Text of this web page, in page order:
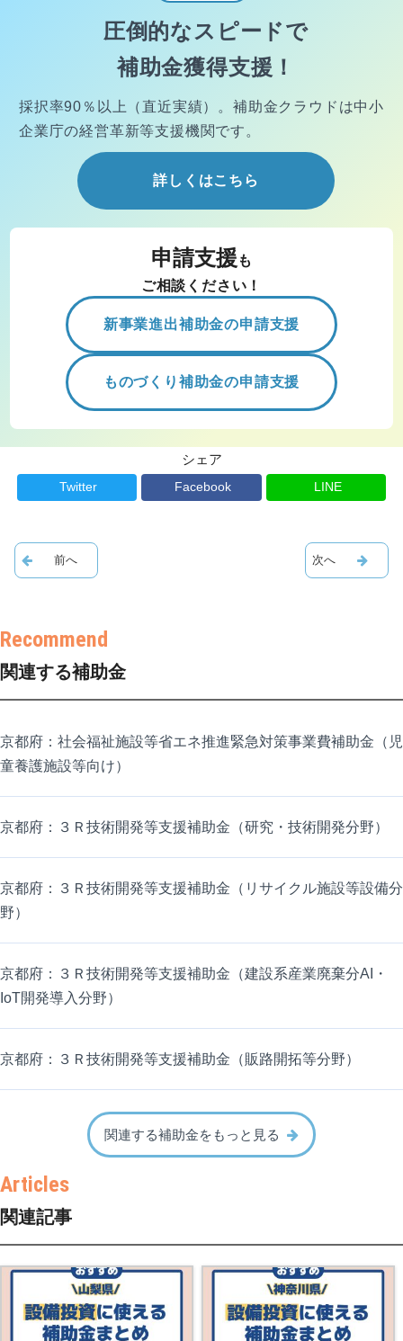
圧倒的なスピードで
補助金獲得支援！
採択率90％以上（直近実績）。 補助金クラウドは中小
企業庁の経営革新等支援機関です。
詳しくはこちら
申請支援 も
ご相談ください！
新事業進出補助金の申請支援
ものづくり補助金の申請支援
シェア
Twitter Facebook LINE
関連する補助金
京都府：社会福祉施設等省エネ推進緊急対策事業費補助金（児
童養護施設等向け）
京都府：３Ｒ技術開発等支援補助金（研究・技術開発分野）
京都府：３Ｒ技術開発等支援補助金（リサイクル施設等設備分
野）
京都府：３Ｒ技術開発等支援補助金（建設系産業廃棄分AI・
IoT開発導入分野）
京都府：３Ｒ技術開発等支援補助金（販路開拓等分野）
関連する補助金をもっと見る
関連記事